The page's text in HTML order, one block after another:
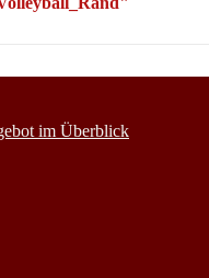
im Überblick